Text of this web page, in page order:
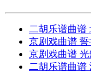
二胡乐谱曲谱
京剧戏曲谱
京剧戏曲谱
二胡乐谱曲谱